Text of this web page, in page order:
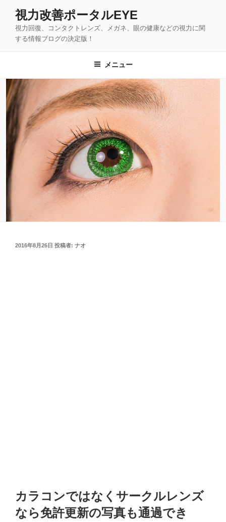
ス
ッ
プ
視力改善ポータルEYE
視力回復、コンタクトレンズ、メガネ、眼の健康などの視力に関
する情報ブログの決定版！
メニュー
投
2016年8月26日 投稿者: ナオ
カラコンではなくサークルレンズ
なら免許更新の写真も通過でき